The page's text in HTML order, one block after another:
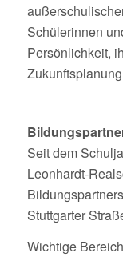
Schülerinnen
Persönlichkeit,
Seit dem
Leonhardt-
Stuttgarter
Wichtige